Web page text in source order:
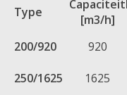
Type
Capaciteit
[m3/h]
200/920 920
250/1625 1625